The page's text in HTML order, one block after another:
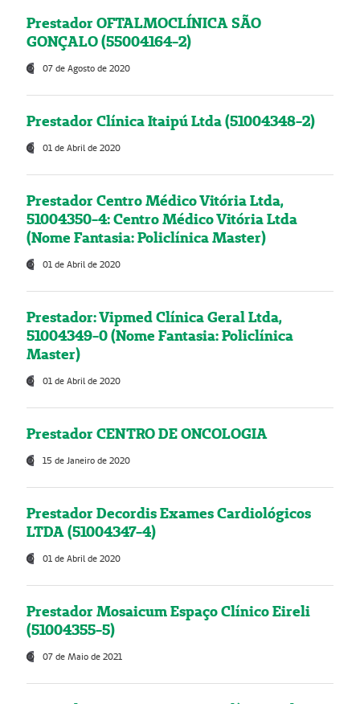
Prestador OFTALMOCLÍNICA SÃO
GONÇALO (55004164-2)
07 de Agosto de 2020
Prestador Clínica Itaipú Ltda (51004348-2)
01 de Abril de 2020
Prestador Centro Médico Vitória Ltda,
51004350-4: Centro Médico Vitória Ltda
(Nome Fantasia: Policlínica Master)
01 de Abril de 2020
Prestador: Vipmed Clínica Geral Ltda,
51004349-0 (Nome Fantasia: Policlínica
Master)
01 de Abril de 2020
Prestador CENTRO DE ONCOLOGIA
15 de Janeiro de 2020
Prestador Decordis Exames Cardiológicos
LTDA (51004347-4)
01 de Abril de 2020
Prestador Mosaicum Espaço Clínico Eireli
(51004355-5)
07 de Maio de 2021